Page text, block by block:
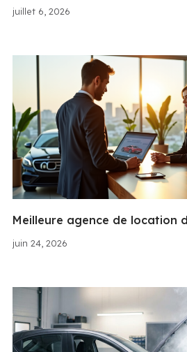
juillet 6, 2026
juin 24, 2026
Meilleure agence de location